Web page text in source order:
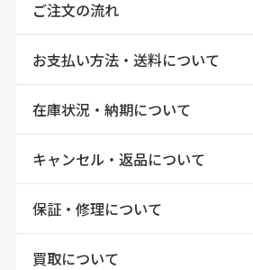
ご注文の流れ
お支払い方法・送料について
在庫状況・納期について
キャンセル・返品について
保証・修理について
買取について